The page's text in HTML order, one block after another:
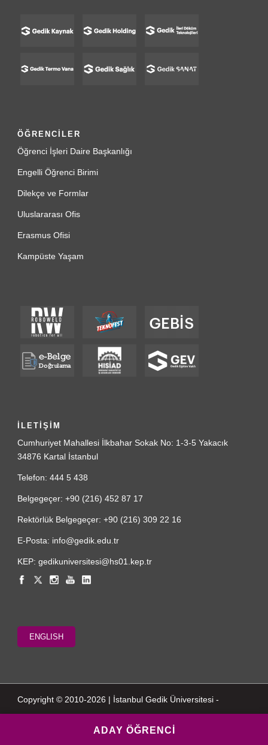
ÖĞRENCİLER
Öğrenci İşleri Daire Başkanlığı
Engelli Öğrenci Birimi
Dilekçe ve Formlar
Uluslararası Ofis
Erasmus Ofisi
Kampüste Yaşam
İLETİŞİM
Cumhuriyet Mahallesi İlkbahar Sokak No: 1-3-5 Yakacık
34876 Kartal İstanbul
Telefon: 444 5 438
Belgegeçer: +90 (216) 452 87 17
Rektörlük Belgegeçer: +90 (216) 309 22 16
E-Posta: info@gedik.edu.tr
KEP: gedikuniversitesi@hs01.kep.tr
ENGLISH
Copyright © 2010-2026 | İstanbul Gedik Üniversitesi -
ADAY ÖĞRENCİ